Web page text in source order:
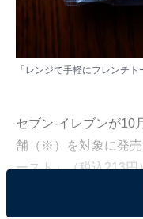
「レンジで手軽にフレンチト
セブン‐イレブンが10
舗（※）を対象に発売
ースト」（税込213
家で作るには、ある
ちらの商品はレンジ